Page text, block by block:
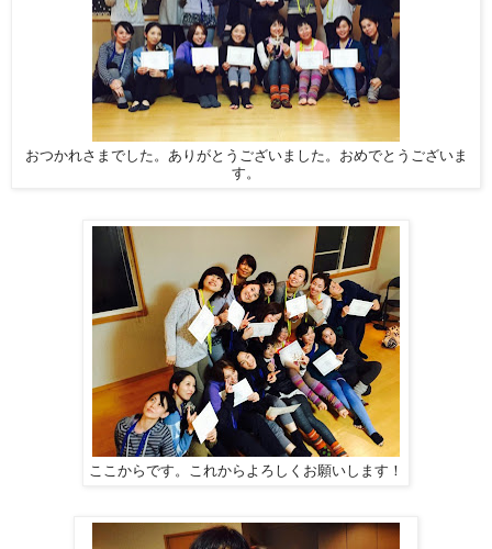
おつかれさまでした。ありがとうございました。おめでとうございま
す。
ここからです。これからよろしくお願いします！